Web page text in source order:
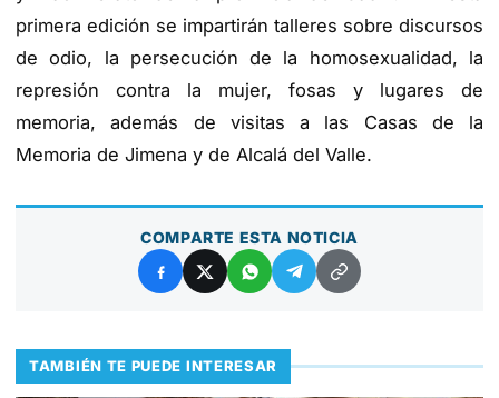
primera edición se impartirán talleres sobre discursos
de odio, la persecución de la homosexualidad, la
represión contra la mujer, fosas y lugares de
memoria, además de visitas a las Casas de la
Memoria de Jimena y de Alcalá del Valle.
COMPARTE ESTA NOTICIA
TAMBIÉN TE PUEDE INTERESAR